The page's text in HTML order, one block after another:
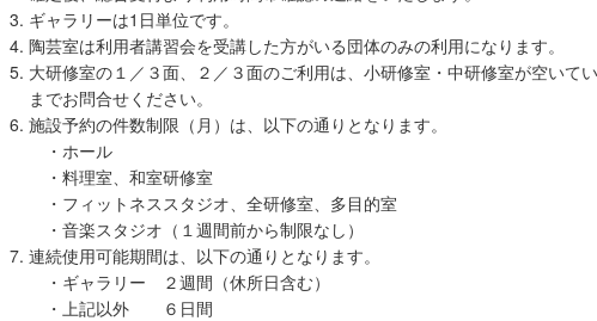
ギャラリーは1日単位です。
陶芸室は利用者講習会を受講した方がいる団体のみの利用になります。
大研修室の１／３面、２／３面のご利用は、小研修室・中研修室が空いて
までお問合せください。
施設予約の件数制限（月）は、以下の通りとなります。
・ホール ６
・料理室、和室研修室
・フィットネススタジオ、全研修室、多目的室
・音楽スタジオ（１週間前から制限なし）
連続使用可能期間は、以下の通りとなります。
・ギャラリー ２週間（休所日含む）
・上記以外 ６日間